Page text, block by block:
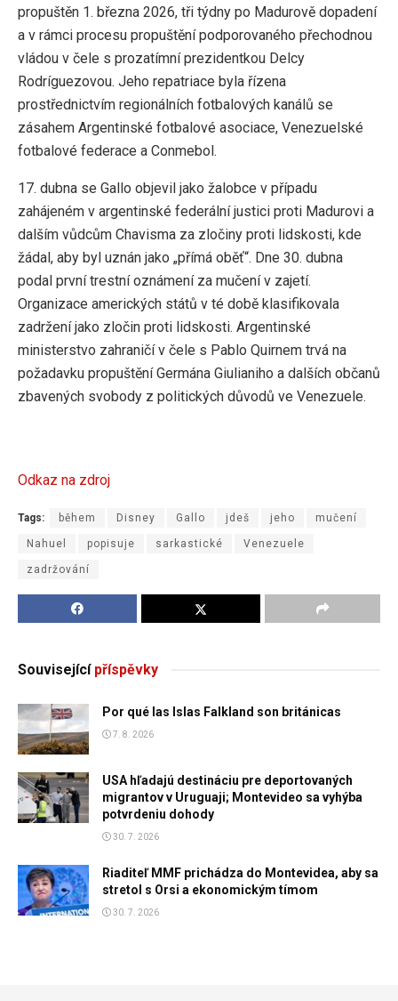
propuštěn 1. března 2026, tři týdny po Madurově dopadení
a v rámci procesu propuštění podporovaného přechodnou
vládou v čele s prozatímní prezidentkou Delcy
Rodríguezovou. Jeho repatriace byla řízena
prostřednictvím regionálních fotbalových kanálů se
zásahem Argentinské fotbalové asociace, Venezuelské
fotbalové federace a Conmebol.
17. dubna se Gallo objevil jako žalobce v případu
zahájeném v argentinské federální justici proti Madurovi a
dalším vůdcům Chavisma za zločiny proti lidskosti, kde
žádal, aby byl uznán jako „přímá oběť“. Dne 30. dubna
podal první trestní oznámení za mučení v zajetí.
Organizace amerických států v té době klasifikovala
zadržení jako zločin proti lidskosti. Argentinské
ministerstvo zahraničí v čele s Pablo Quirnem trvá na
požadavku propuštění Germána Giulianiho a dalších občanů
zbavených svobody z politických důvodů ve Venezuele.
Odkaz na zdroj
Tags: během Disney Gallo jdeš jeho mučení
Nahuel popisuje sarkastické Venezuele
zadržování
Souvisejícípříspěvky
Por qué las Islas Falkland son británicas
7. 8. 2026
USA hľadajú destináciu pre deportovaných
migrantov v Uruguaji; Montevideo sa vyhýba
potvrdeniu dohody
30. 7. 2026
Riaditeľ MMF prichádza do Montevidea, aby sa
stretol s Orsi a ekonomickým tímom
30. 7. 2026